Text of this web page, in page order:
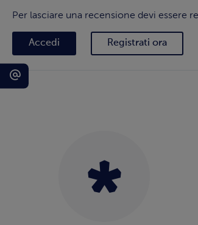
Per lasciare una recensione devi essere
Accedi Registrati ora